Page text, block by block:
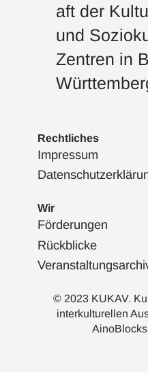
aft der
und
Zentren in
Rechtliches
Impressum
Wir
Förderungen
Rückblicke
© 2023 KUKAV.
interkulturellen
AinoBlocks